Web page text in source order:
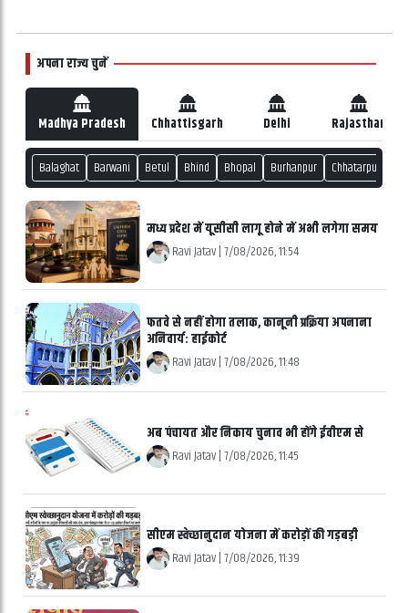
अपना राज्य चुनें
Madhya Pradesh Chhattisgarh Delhi Rajasthan
Balaghat Barwani Betul Bhind Bhopal Burhanpur Chhatarpur
मध्य प्रदेश में यूसीसी लागू होने में अभी लगेगा समय
Ravi Jatav|7/08/2026, 11:54
फतवे से नहीं होगा तलाक, कानूनी प्रक्रिया अपनाना
अनिवार्य: हाईकोर्ट
Ravi Jatav|7/08/2026, 11:48
अब पंचायत और निकाय चुनाव भी होंगे ईवीएम से
Ravi Jatav|7/08/2026, 11:45
सीएम स्वेच्छानुदान योजना में करोड़ों की गड़बड़ी
Ravi Jatav|7/08/2026, 11:39